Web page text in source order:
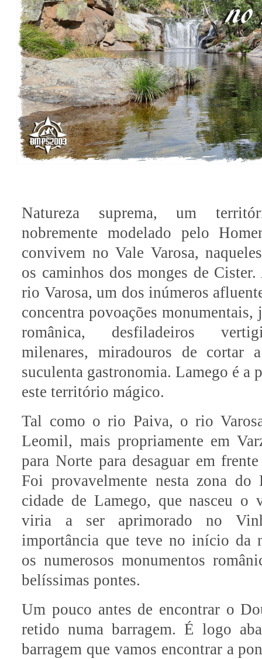
Natureza suprema, um
nobremente modelado pelo
convivem no Vale Varosa,
os caminhos dos monges de
rio Varosa, um dos inúmeros
concentra povoações monumentais,
românica, desfiladeiros
milenares, miradouros de cortar
suculenta gastronomia. Lamego é a
este território mágico.
Tal como o rio Paiva, o rio
Leomil, mais propriamente em
para Norte para desaguar em
Foi provavelmente nesta zona do
cidade de Lamego, que nasceu o
viria a ser aprimorado no
importância que teve no início da
os numerosos monumentos
belíssimas pontes.
Um pouco antes de encontrar o
retido numa barragem. É logo
barragem que vamos encontrar a